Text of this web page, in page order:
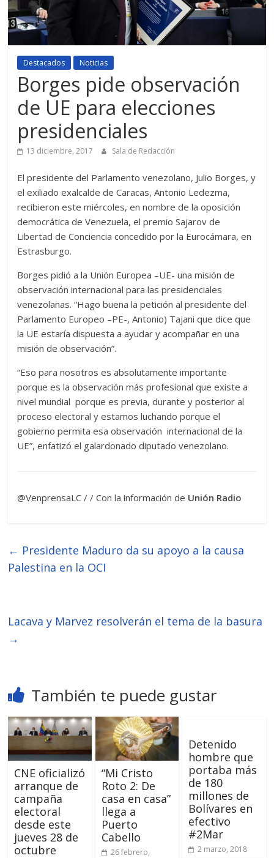
Destacados Noticias
Borges pide observación
de UE para elecciones
presidenciales
13 diciembre, 2017 Sala de Redacción
El presidente del Parlamento venezolano, Julio Borges, y
el exiliado exalcalde de Caracas, Antonio Ledezma,
recibieron este miércoles, en nombre de la oposición
democrática de Venezuela, el premio Sajarov de
Libertad de Conciencia concedido por la Eurocámara, en
Estrasburgo.
Borges pidió a la Unión Europea –UE- una misión de
observación internacional para las presidenciales
venezolanas. “Hago buena la petición al presidente del
Parlamento Europeo –PE-, Antonio) Tajani que dice que
la UE estaría dispuesta a ayudar y acompañar en una
misión de observación”.
“Eso para nosotros es absolutamente importante
porque es la observación más profesional que existe a
nivel mundial porque es previa, durante y posterior al
proceso electoral y estamos luchando porque el
gobierno permita esa observación internacional de la
UE”, enfatizó el galardonado diputado venezolano.
@VenprensaLC / / Con la información de Unión Radio
← Presidente Maduro da su apoyo a la causa
Palestina en la OCI
Lacava y Marvez resolverán el tema de la basura
→
También te puede gustar
CNE oficializó
arranque de
campaña
electoral
desde este
jueves 28 de
octubre
“Mi Cristo
Roto 2: De
casa en casa”
llega a
Puerto
Cabello
26 febrero,
Detenido
hombre que
portaba más
de 180
millones de
Bolívares en
efectivo
#2Mar
2 marzo, 2018